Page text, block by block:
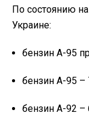
По состоянию
Украине:
бензин А-95
бензин А-95 –
бензин А-92 –